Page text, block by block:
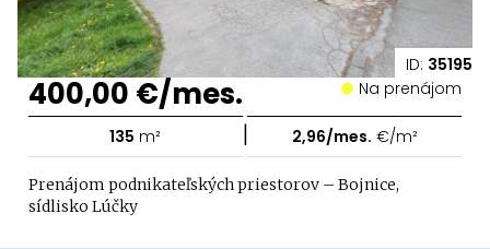
ID: 35195
400,00 €/mes. Na prenájom
135 m² | 2,96/mes. €/m²
Prenájom podnikateľských priestorov – Bojnice,
sídlisko Lúčky